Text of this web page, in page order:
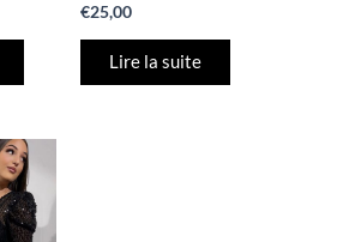
€25,00
Lire la suite
Ce
produit
a
plusieurs